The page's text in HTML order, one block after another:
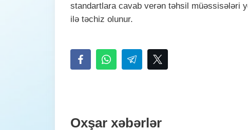
standartlara cavab verən təhsil müəssisələri
ilə təchiz olunur.
Oxşar xəbərlər